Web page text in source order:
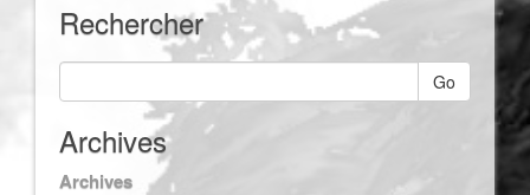
Rechercher
Go
Archives
Archives